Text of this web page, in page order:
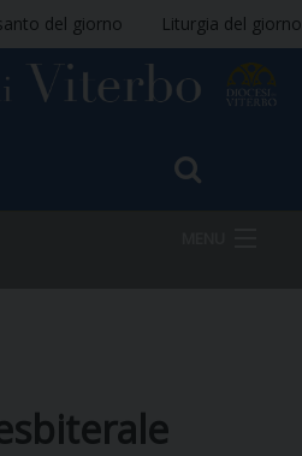
del giorno Liturgia del giorno